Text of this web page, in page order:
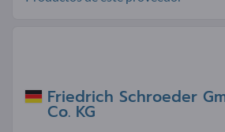
Friedrich Schroeder
Co. KG